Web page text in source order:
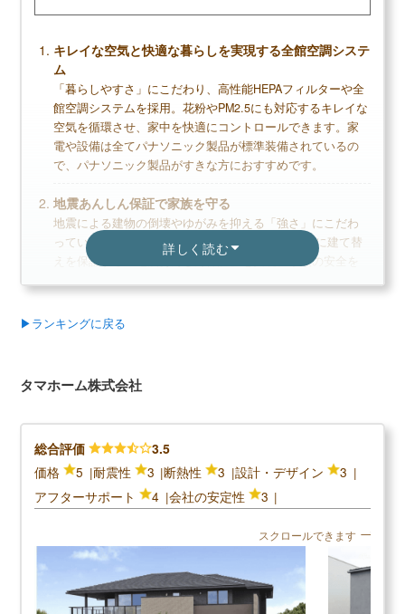
詳しく読む
キレイな空気と快適な暮らしを実現する全館空調システ
ム
「暮らしやすさ」にこだわり、高性能HEPAフィルターや全
館空調システムを採用。花粉やPM2.5にも対応するキレイな
空気を循環させ、家中を快適にコントロールできます。家
電や設備は全てパナソニック製品が標準装備されているの
で、パナソニック製品がすきな方におすすめです。
地震あんしん保証で家族を守る
地震による建物の倒壊やゆがみを抑える「強さ」にこだわ
っています。万一の地震による全壊•大規模半壊時に建て替
えを保証する「地震あんしん保証」を実現。家族の安全を
豊富な商品ラインナップで多様なニーズに対応
地や空間を有効活用できる「マルチモジュールシステム」
を採用しており、変形地や部屋のスタイルにこだわりたい
＼パナソニックホームズの口コミ評判／
口コミ評判平均 4.3 (4件)
30代男性
▶ランキングに戻る
タマホーム株式会社
総合評価
3.5
価格
5 耐震性 3 断熱性 3 設計・デザイン
3
アフターサポート
4 会社の安定性 3
スクロールできます